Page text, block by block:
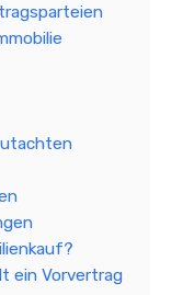
ein Vorvertrag